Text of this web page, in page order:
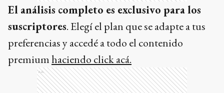
El análisis completo es exclusivo para los
suscriptores. Elegí el plan que se adapte a tus
preferencias y accedé a todo el contenido
premiumhaciendo click acá.
Ads